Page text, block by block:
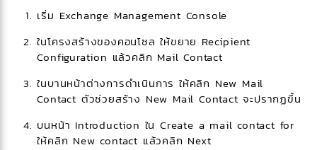
เริ่ม Exchange Management Console
ในโครงสร้างของคอนโซล ให้ขยาย Recipient
Configuration แล้วคลิก Mail Contact
ในบานหน้าต่างการดำเนินการ ให้คลิก New Mail
Contact ตัวช่วยสร้าง New Mail Contact จะปรากฏขึ้น
บนหน้า Introduction ใน Create a mail contact for
ให้คลิก New contact แล้วคลิก Next